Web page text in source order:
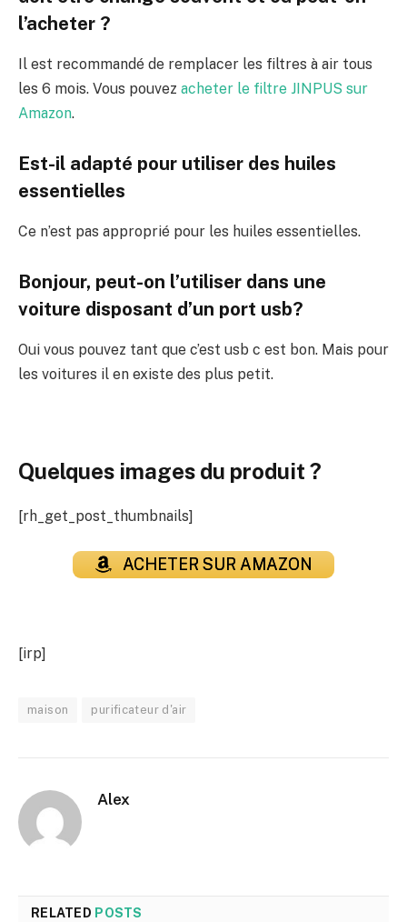
l’acheter ?
Il est recommandé de remplacer les filtres à air tous
les 6 mois. Vous pouvez acheter le filtre JINPUS sur
Amazon.
Est-il adapté pour utiliser des huiles
essentielles
Ce n’est pas approprié pour les huiles essentielles.
Bonjour, peut-on l’utiliser dans une
voiture disposant d’un port usb?
Oui vous pouvez tant que c’est usb c est bon. Mais pour
les voitures il en existe des plus petit.
Quelques images du produit ?
[rh_get_post_thumbnails]
ACHETER SUR AMAZON
[irp]
maison purificateur d'air
Alex
RELATED POSTS